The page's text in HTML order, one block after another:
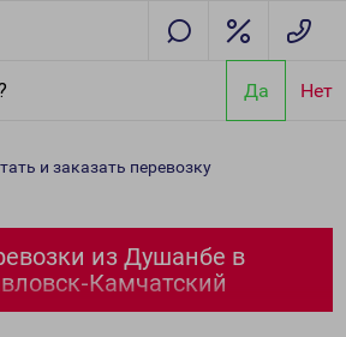
Да Нет
и заказать перевозку
из Душанбе в
Камчатский